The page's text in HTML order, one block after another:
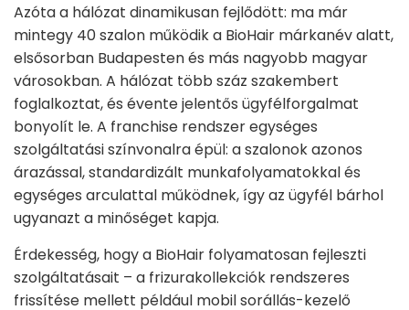
Azóta a hálózat dinamikusan fejlődött: ma már
mintegy 40 szalon működik a BioHair márkanév alatt,
elsősorban Budapesten és más nagyobb magyar
városokban. A hálózat több száz szakembert
foglalkoztat, és évente jelentős ügyfélforgalmat
bonyolít le. A franchise rendszer egységes
szolgáltatási színvonalra épül: a szalonok azonos
árazással, standardizált munkafolyamatokkal és
egységes arculattal működnek, így az ügyfél bárhol
ugyanazt a minőséget kapja.
Érdekesség, hogy a BioHair folyamatosan fejleszti
szolgáltatásait – a frizurakollekciók rendszeres
frissítése mellett például mobil sorállás-kezelő